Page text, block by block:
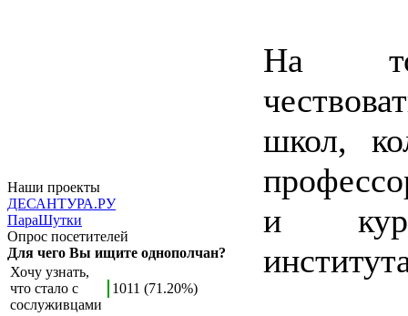
Наши проекты
ДЕСАНТУРА.РУ
ПараШутки
Опрос посетителей
Для чего Вы ищите однополчан?
Хочу узнать,
что стало с
сослуживцами
1011 (71.20%)
На
школ,
и